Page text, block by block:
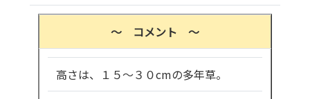
～ コメント ～
高さは、１５～３０cmの多年草。